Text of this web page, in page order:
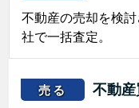
不動産の売却を検
社で一括査定。
売る 不動